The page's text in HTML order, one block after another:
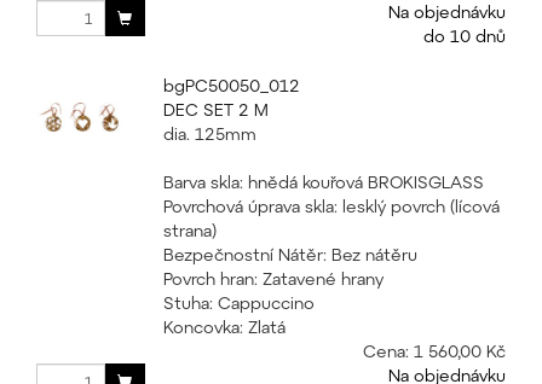
Na objednávku
do 10 dnů
bgPC50050_012
DEC SET 2 M
dia. 125mm
Barva skla: hnědá kouřová BROKISGLASS
Povrchová úprava skla: lesklý povrch (lícová
strana)
Bezpečnostní Nátěr: Bez nátěru
Povrch hran: Zatavené hrany
Stuha: Cappuccino
Koncovka: Zlatá
Cena: 1 560,00 Kč
Na objednávku